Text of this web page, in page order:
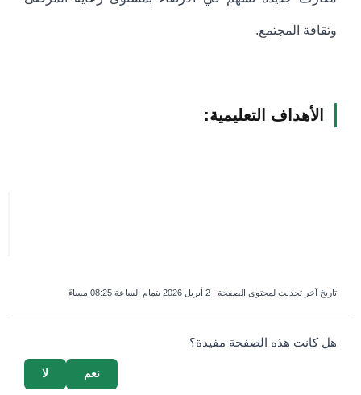
وثقافة المجتمع.
الأهداف التعليمية:
تاريخ آخر تحديث لمحتوى الصفحة : 2 أبريل 2026 بتمام الساعة 08:25 مساءً
survey_v2
هل كانت هذه الصفحة مفيدة؟
لا نعم